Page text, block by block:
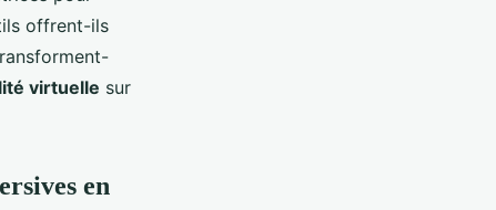
offrent-ils
virtuelle sur
en